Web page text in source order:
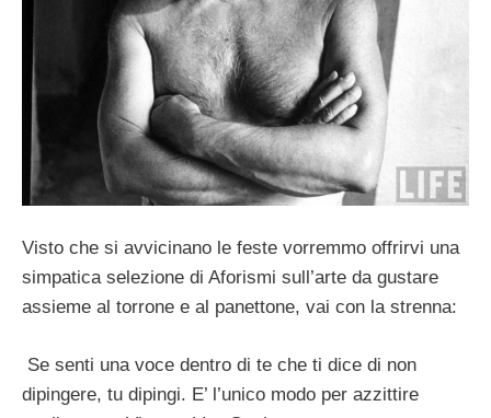
Visto che si avvicinano le feste vorremmo offrirvi una
simpatica selezione di Aforismi sull’arte da gustare
assieme al torrone e al panettone, vai con la strenna:
Se senti una voce dentro di te che ti dice di non
dipingere, tu dipingi. E’ l’unico modo per azzittire